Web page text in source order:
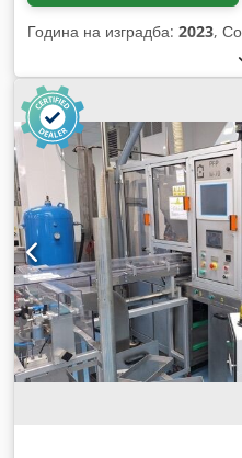
Година на изградба: 2023,